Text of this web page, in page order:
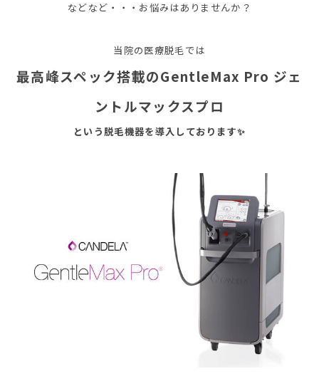
などなど・・・お悩みはありませんか？
当院の医療脱毛では
最高峰スペック搭載のGentleMax Pro ジェ
ントルマックスプロ
という脱毛機器を導入しております✨